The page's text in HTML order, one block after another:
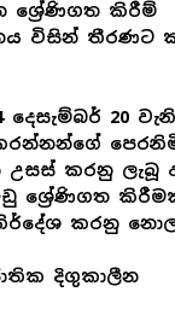
ශ්‍රේණිගත කිරීම්
විසින් තීරණට
20
උසස් කරනු ලැබූ
ශ්‍රේණිගත
කරනු
දිගුකාලීන